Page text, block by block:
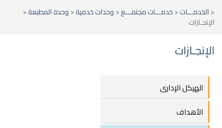
<الخدمـــات<خدمـــات مجتمـــع<وحدات خدمية<وحدة المطبعة<
الإنجـازات
الإنجـازات
الهيكل الإدارى
الأهداف